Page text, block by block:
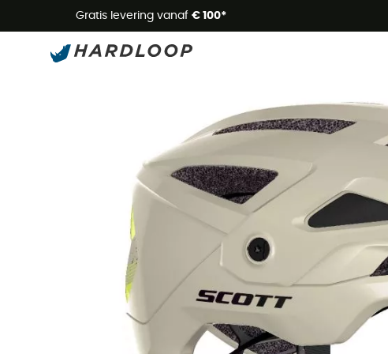
Gratis levering vanaf € 100*